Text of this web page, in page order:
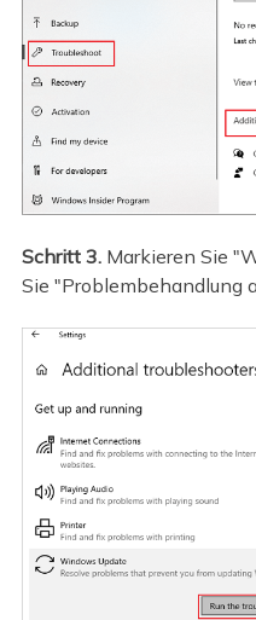
Schritt 3. Markieren Sie
Sie "Problembehandlung